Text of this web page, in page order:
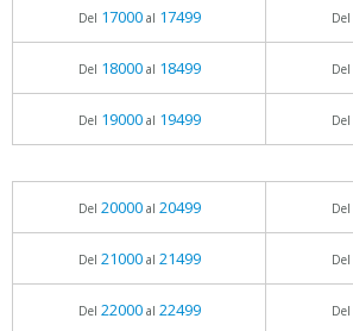
Del 17000al 17499 Del
Del 18000al 18499 Del
Del 19000al 19499 Del
Del 20000al 20499 Del
Del 21000al 21499 Del
Del 22000al 22499 Del